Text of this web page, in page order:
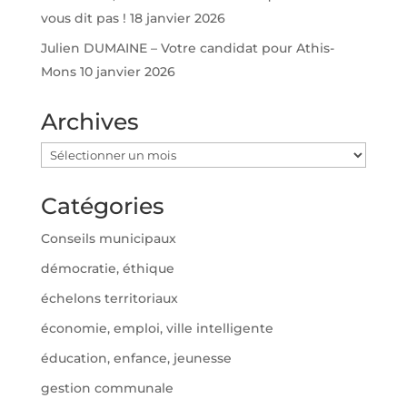
vous dit pas ! 18 janvier 2026
Julien DUMAINE – Votre candidat pour Athis-
Mons 10 janvier 2026
Archives
Archives
Catégories
Conseils municipaux
démocratie, éthique
échelons territoriaux
économie, emploi, ville intelligente
éducation, enfance, jeunesse
gestion communale